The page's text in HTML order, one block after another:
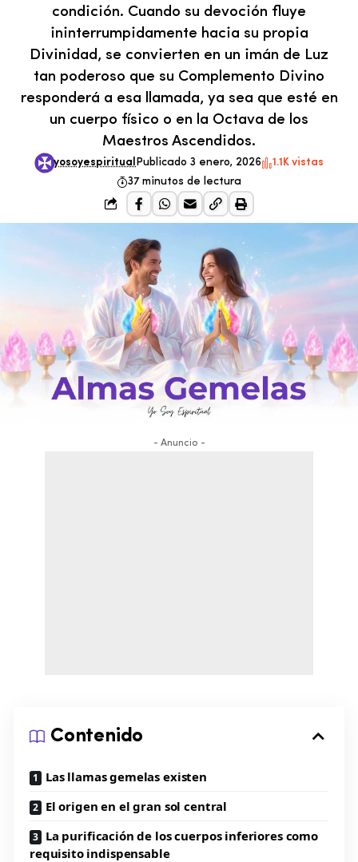
condición. Cuando su devoción fluye
ininterrumpidamente hacia su propia
Divinidad, se convierten en un imán de Luz
tan poderoso que su Complemento Divino
responderá a esa llamada, ya sea que esté en
un cuerpo físico o en la Octava de los
Maestros Ascendidos.
yosoyespiritual Publicado 3 enero, 2026
1.1K vistas
37 minutos de lectura
- Anuncio -
Contenido
Las llamas gemelas existen
El origen en el gran sol central
La purificación de los cuerpos inferiores como
requisito indispensable